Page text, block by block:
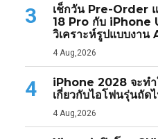
3
เช็กวัน Pre-Order
18 Pro กับ iPhone
วิเคราะห์รูปแบบงา
4 Aug,2026
4
iPhone 2028 จะท
เกี่ยวกับไอโฟนรุ่นถัด
4 Aug,2026